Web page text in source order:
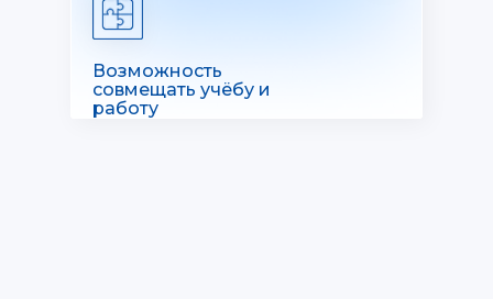
Возможность
совмещать учёбу и
работу